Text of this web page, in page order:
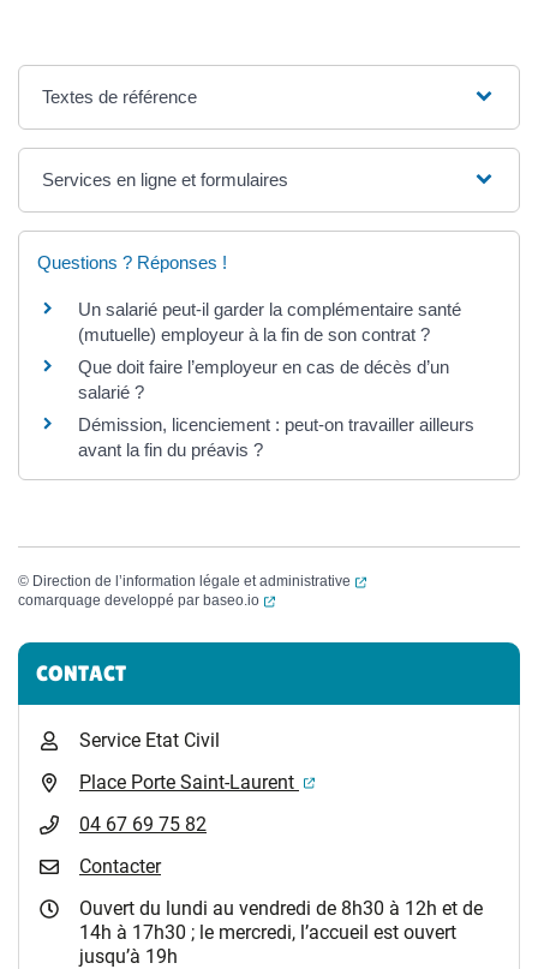
Textes de référence
Services en ligne et formulaires
Questions ? Réponses !
Un salarié peut-il garder la complémentaire santé
(mutuelle) employeur à la fin de son contrat ?
Que doit faire l’employeur en cas de décès d’un
salarié ?
Démission, licenciement : peut-on travailler ailleurs
avant la fin du préavis ?
© Direction de l’information légale et administrative
(ouverture dans un
comarquage developpé par baseo.io (ouverture dans un nouvel onglet)
Informations complémentaires
CONTACT
Service Etat Civil
Place Porte Saint-Laurent
(ouverture dans un
04 67 69 75 82
Contacter
Ouvert du lundi au vendredi de 8h30 à 12h et de
14h à 17h30 ; le mercredi, l’accueil est ouvert
jusqu’à 19h